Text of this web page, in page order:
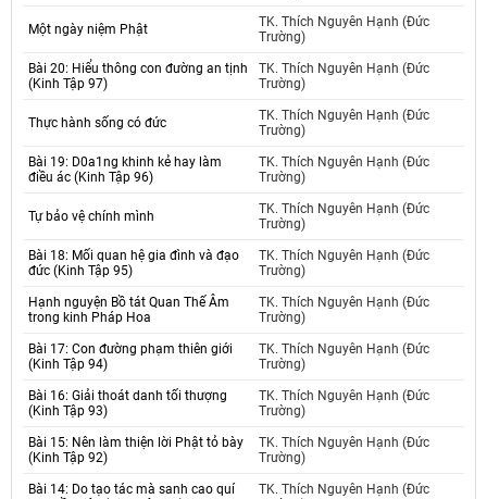
Một ngày niệm Phật
TK. Thích Nguyên Hạnh (Đức
Trường)
Bài 20: Hiểu thông con đường an tịnh
(Kinh Tập 97)
TK. Thích Nguyên Hạnh (Đức
Trường)
Thực hành sống có đức
TK. Thích Nguyên Hạnh (Đức
Trường)
Bài 19: D0a1ng khinh kẻ hay làm
điều ác (Kinh Tập 96)
TK. Thích Nguyên Hạnh (Đức
Trường)
Tự bảo vệ chính mình
TK. Thích Nguyên Hạnh (Đức
Trường)
Bài 18: Mối quan hệ gia đình và đạo
đức (Kinh Tập 95)
TK. Thích Nguyên Hạnh (Đức
Trường)
Hạnh nguyện Bồ tát Quan Thế Âm
trong kinh Pháp Hoa
TK. Thích Nguyên Hạnh (Đức
Trường)
Bài 17: Con đường phạm thiên giới
(Kinh Tập 94)
TK. Thích Nguyên Hạnh (Đức
Trường)
Bài 16: Giải thoát danh tối thượng
(Kinh Tập 93)
TK. Thích Nguyên Hạnh (Đức
Trường)
Bài 15: Nên làm thiện lời Phật tỏ bày
(Kinh Tập 92)
TK. Thích Nguyên Hạnh (Đức
Trường)
Bài 14: Do tạo tác mà sanh cao quí
TK. Thích Nguyên Hạnh (Đức